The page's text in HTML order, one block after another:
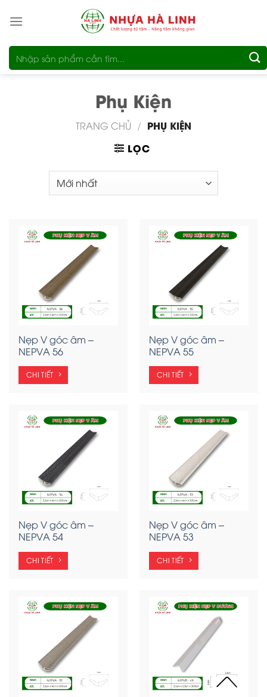
qua
dungTìm
kiếm:
Phụ Kiện
TRANG CHỦ / PHỤ KIỆN
LỌC
Nẹp V góc âm –
NEPVA 56
CHI TIẾT
Nẹp V góc âm –
NEPVA 55
CHI TIẾT
Nẹp V góc âm –
NEPVA 54
CHI TIẾT
Nẹp V góc âm –
NEPVA 53
CHI TIẾT